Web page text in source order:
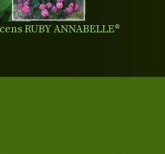
RUBY ANNABELLE®